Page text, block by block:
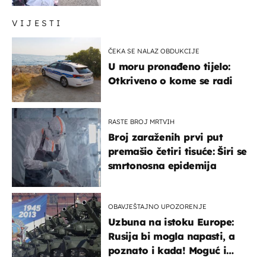
VIJESTI
ČEKA SE NALAZ OBDUKCIJE
U moru pronađeno tijelo:
Otkriveno o kome se radi
RASTE BROJ MRTVIH
Broj zaraženih prvi put
premašio četiri tisuće: Širi se
smrtonosna epidemija
OBAVJEŠTAJNO UPOZORENJE
Uzbuna na istoku Europe:
Rusija bi mogla napasti, a
poznato i kada! Moguć i